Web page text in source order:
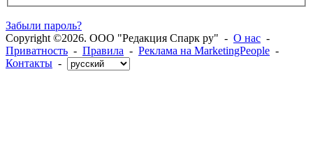
Забыли пароль?
Copyright ©2026. ООО "Редакция Спарк ру" - О нас -
Приватность - Правила - Реклама на MarketingPeople -
Контакты -